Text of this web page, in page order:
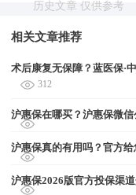
相关文章推荐
术后康复无保障？蓝医保·
312
沪惠保在哪买？沪惠保微
沪惠保真的有用吗？官方
沪惠保2026版官方投保渠